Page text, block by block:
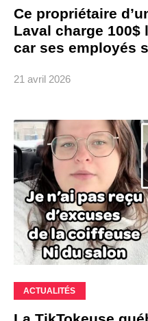
Ce propriétaire
Laval charge 100$
car ses employés
21 avril 2026
ACTUALITÉS